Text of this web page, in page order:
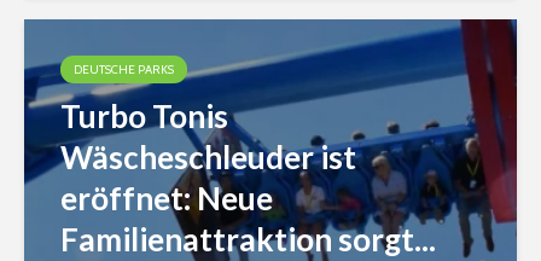
DEUTSCHE PARKS
Turbo Tonis
Wäscheschleuder ist
eröffnet: Neue
Familienattraktion sorgt...